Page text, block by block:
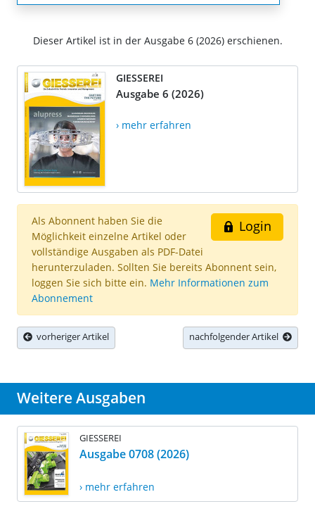
Dieser Artikel ist in der Ausgabe 6 (2026) erschienen.
GIESSEREI
Ausgabe 6 (2026)
› mehr erfahren
Login
Als Abonnent haben Sie die
Möglichkeit einzelne Artikel oder
vollständige Ausgaben als PDF-Datei
herunterzuladen. Sollten Sie bereits Abonnent sein,
loggen Sie sich bitte ein. Mehr Informationen zum
Abonnement
vorheriger Artikel nachfolgender Artikel
Weitere Ausgaben
GIESSEREI
Ausgabe 0708 (2026)
› mehr erfahren